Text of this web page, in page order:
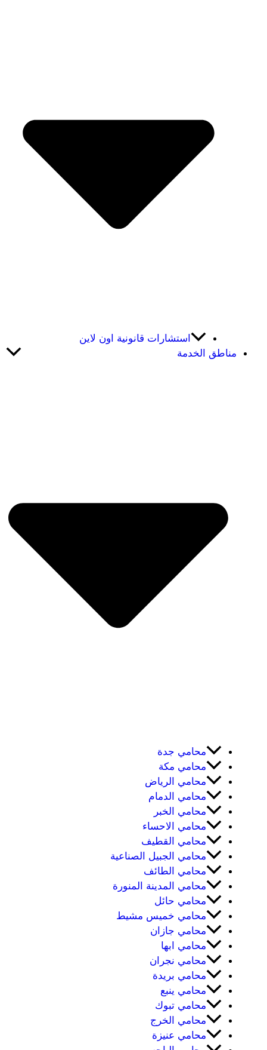
استشارات قانونية اون لاين
مناطق الخدمة
محامي جدة
محامي مكة
محامي الرياض
محامي الدمام
محامي الخبر
محامي الاحساء
محامي القطيف
محامي الجبيل الصناعية
محامي الطائف
محامي المدينة المنورة
محامي حائل
محامي خميس مشيط
محامي جازان
محامي ابها
محامي نجران
محامي بريدة
محامي ينبع
محامي تبوك
محامي الخرج
محامي عنيزة